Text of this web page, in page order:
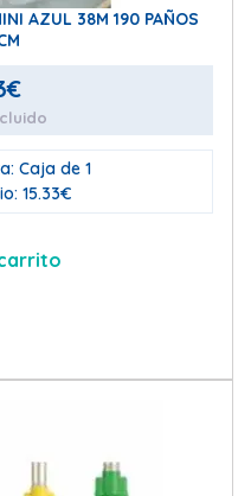
AZUL 38M 190 PAÑOS
€
Caja de 1
15.33€